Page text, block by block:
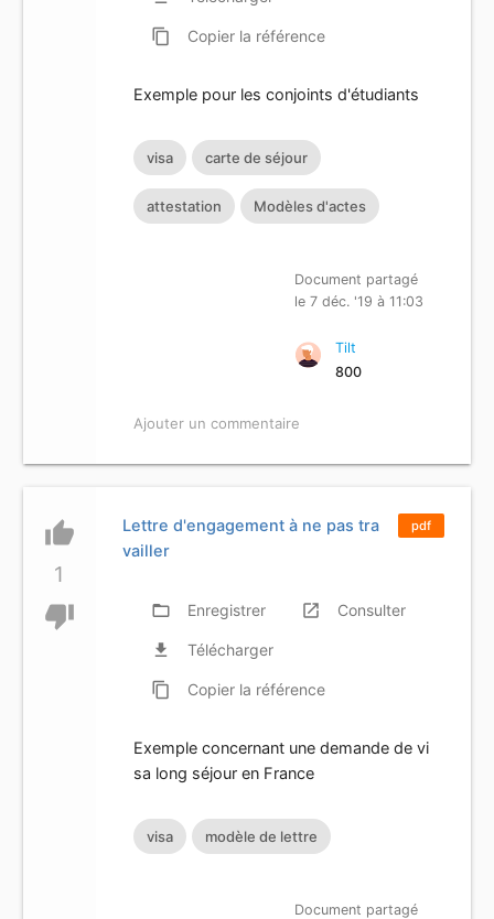
content_copy Copier la référence
Exemple pour les conjoints d'étudiants
visa carte de séjour
attestation Modèles d'actes
Document partagé
le 7 déc. '19 à 11:03
Tilt
800
Ajouter un commentaire
thumb_up
1
thumb_down
pdf
Lettre d'engagement à ne pas tra
vailler
folder_open Enregistrer launch Consulter
file_download Télécharger
content_copy Copier la référence
Exemple concernant une demande de vi
sa long séjour en France
visa modèle de lettre
Document partagé